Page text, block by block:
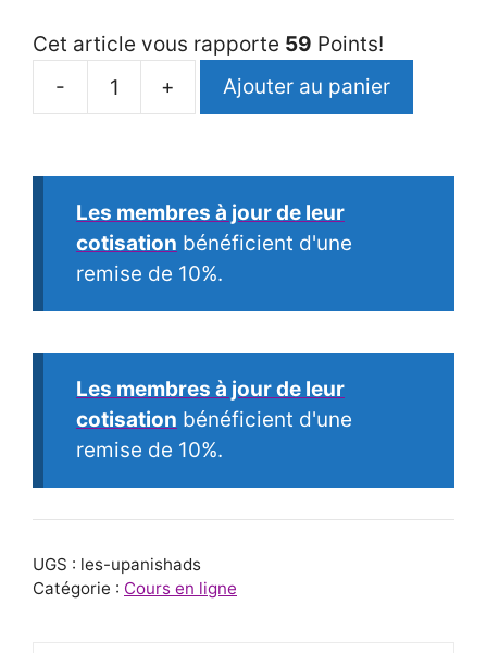
Cet article vous rapporte 59 Points!
-
quantité
Upanishads
+ Ajouter au panier
Les membres à jour de leur
cotisation bénéficient d'une
remise de 10%.
Les membres à jour de leur
cotisation bénéficient d'une
remise de 10%.
UGS : les-upanishads
Catégorie : Cours en ligne